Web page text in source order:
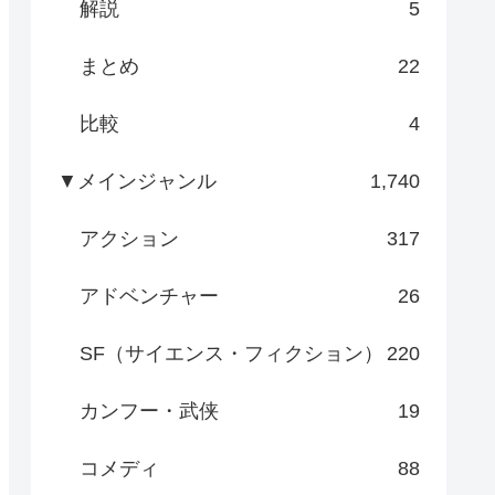
解説 5
まとめ 22
比較 4
▼メインジャンル 1,740
アクション 317
アドベンチャー 26
SF（サイエンス・フィクション） 220
カンフー・武侠 19
コメディ 88